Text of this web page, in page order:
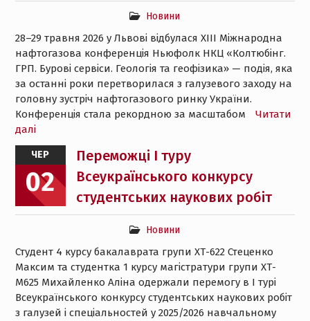
Новини
28–29 травня 2026 у Львові відбулася ХІІI Міжнародна
нафтогазова конференція Ньюфолк НКЦ «Колтюбінг.
ГРП. Бурові сервіси. Геологія та геофізика» — подія, яка
за останні роки перетворилася з галузевого заходу на
головну зустріч нафтогазового ринку України.
Конференція стала рекордною за масштабом
Читати
далі
ЧЕР
02
Переможці І туру
Всеукраїнського конкурсу
студентських наукових робіт
Новини
Студент 4 курсу бакалаврата групи ХТ-622 Стеценко
Максим та студентка 1 курсу магістратури групи ХТ-
М625 Михайленко Аліна одержали перемогу в І турі
Всеукраїнського конкурсу студентських наукових робіт
з галузей і спеціальностей у 2025/2026 навчальному